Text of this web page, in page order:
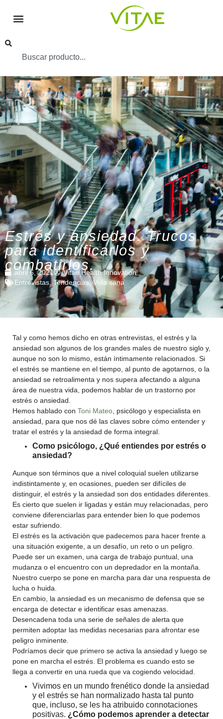
Estrés y ansiedad. Trucos
para identificarlos y
combatirlos.
abril 6, 2021
Vitae Health Innovation
Entrevistas,Tendencias,Vida sana
Tal y como hemos dicho en otras entrevistas, el estrés y la
ansiedad son algunos de los grandes males de nuestro siglo y,
aunque no son lo mismo, están íntimamente relacionados. Si
el estrés se mantiene en el tiempo, al punto de agotarnos, o la
ansiedad se retroalimenta y nos supera afectando a alguna
área de nuestra vida, podemos hablar de un trastorno por
estrés o ansiedad.
Hemos hablado con Toni Mateo , psicólogo y especialista en
ansiedad, para que nos dé las claves sobre cómo entender y
tratar el estrés y la ansiedad de forma integral.
Como psicólogo, ¿Qué entiendes por estrés o
ansiedad?
Aunque son términos que a nivel coloquial suelen utilizarse
indistintamente y, en ocasiones, pueden ser difíciles de
distinguir, el estrés y la ansiedad son dos entidades diferentes.
Es cierto que suelen ir ligadas y están muy relacionadas, pero
conviene diferenciarlas para entender bien lo que podemos
estar sufriendo.
El estrés es la activación que padecemos para hacer frente a
una situación exigente, a un desafío, un reto o un peligro.
Puede ser un examen, una carga de trabajo puntual, una
mudanza o el encuentro con un depredador en la montaña.
Nuestro cuerpo se pone en marcha para dar una respuesta de
lucha o huida.
En cambio, la ansiedad es un mecanismo de defensa que se
encarga de detectar e identificar esas amenazas.
Desencadena toda una serie de señales de alerta que
permiten adoptar las medidas necesarias para afrontar ese
peligro inminente.
Podríamos decir que primero se activa la ansiedad y luego se
pone en marcha el estrés. El problema es cuando esto se
llega a convertir en una rueda que va cogiendo velocidad.
Vivimos en un mundo frenético donde la ansiedad
y el estrés se han normalizado hasta tal punto
que, incluso, se les ha atribuido connotaciones
positivas. ¿Cómo podemos aprender a detectar